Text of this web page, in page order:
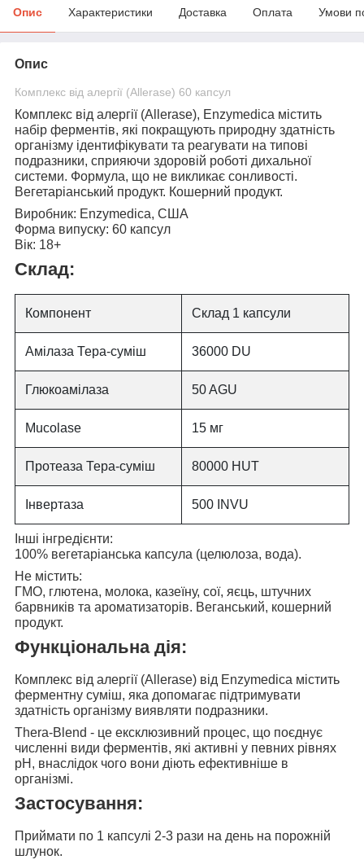
Опис Характеристики Доставка Оплата Умови
Опис
Комплекс від алергії (Allerase) 60 капсул
Комплекс від алергії (Allerase), Enzymedica містить
набір ферментів, які покращують природну здатність
організму ідентифікувати та реагувати на типові
подразники, сприяючи здоровій роботі дихальної
системи. Формула, що не викликає сонливості.
Вегетаріанський продукт. Кошерний продукт.
Виробник: Enzymedica, США
Форма випуску: 60 капсул
Вік: 18+
Склад:
Компонент Склад 1 капсули
Амілаза Тера-суміш 36000 DU
Глюкоамілаза 50 AGU
Mucolase 15 мг
Протеаза Тера-суміш 80000 HUT
Інвертаза 500 INVU
Інші інгредієнти:
100% вегетаріанська капсула (целюлоза, вода).
Не містить:
ГМО, глютена, молока, казеїну, сої, яєць, штучних
барвників та ароматизаторів. Веганський, кошерний
продукт.
Функціональна дія:
Комплекс від алергії (Allerase) від Enzymedica містить
ферментну суміш, яка допомагає підтримувати
здатність організму виявляти подразники.
Thera-Blend - це ексклюзивний процес, що поєднує
численні види ферментів, які активні у певних рівнях
pH, внаслідок чого вони діють ефективніше в
організмі.
Застосування:
Приймати по 1 капсулі 2-3 рази на день на порожній
шлунок.